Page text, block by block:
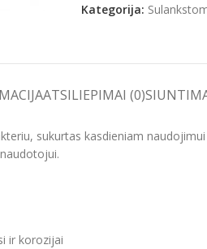
Kategorija:
ATSILIEPIMAI (0)
sukurtas kasdieniam
ir korozijai